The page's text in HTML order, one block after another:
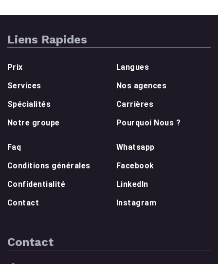
Liens Rapides
Prix
Services
Spécialités
Notre groupe
Langues
Nos agences
Carrières
Pourquoi Nous ?
Faq
Conditions générales
Confidentialité
Contact
Whatsapp
Facebook
LinkedIn
Instagram
Contact